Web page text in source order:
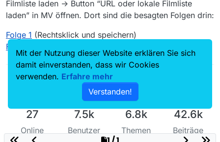
Freigegeben ab 12 Jahren
berlin/abgebrannt-104.html
Serien | Letzte Spur Berlin - Folge 1: Verbrannt
Unterweltgröße Nikola Orsic beauftragt Mina, seinen
Cousin Vlado zu suchen, der sich mit einem
konkurrierenden Clan angelegt zu haben scheint. Orsic
macht sich Sorgen - und Mina schöne Augen.
Beitragslänge:
43 min
Datum:
Verfügbarkeit:
Video verfügbar bis 03.06.2017, 23:59
Produktionsland und -jahr:
Altersbeschränkung:
Mit freundlichen Grüßen
Uwoe
Filmliste laden -> Button “URL oder lokale Filmliste
laden” in MV öffnen. Dort sind die besagten Folgen drin:
Folge 1 (Rechtsklick und speichern)
Folge 3
27
Online
7.5k
Benutzer
6.8k
Themen
42.6k
Beiträge
Mit der Nutzung dieser Website erklären Sie sich
damit einverstanden, dass wir Cookies
verwenden. Erfahre mehr
Verstanden!